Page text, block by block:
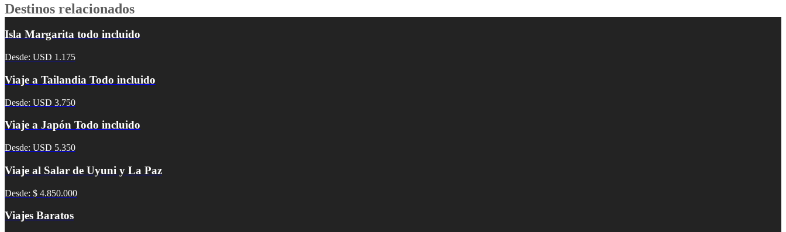
Destinos relacionados
Isla Margarita todo incluido
Desde: USD 1.175
Viaje a Tailandia Todo incluido
Desde: USD 3.750
Viaje a Japón Todo incluido
Desde: USD 5.350
Viaje al Salar de Uyuni y La Paz
Desde: $ 4.850.000
Viajes Baratos